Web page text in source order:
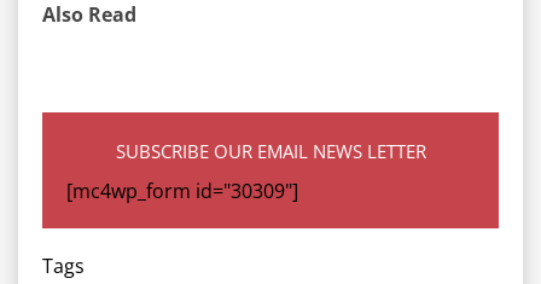
Also Read
SUBSCRIBE OUR EMAIL NEWS LETTER
[mc4wp_form id="30309"]
Tags